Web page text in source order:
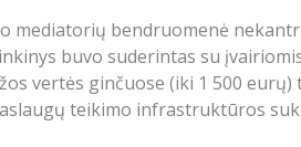
mediatorių bendruomenė
buvo suderintas su
vertės ginčuose (iki 1 500
teikimo infrastruktūros